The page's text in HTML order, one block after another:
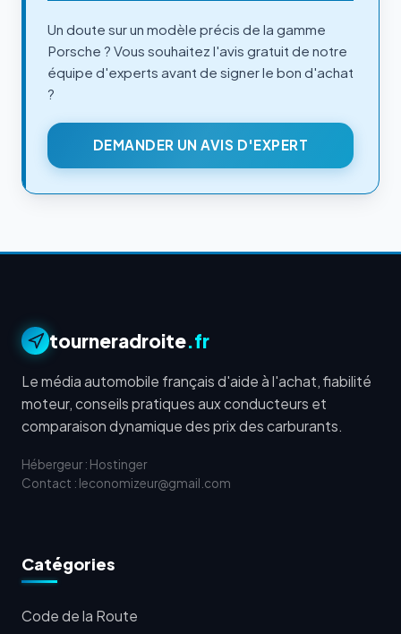
Un doute sur un modèle précis de la gamme
Porsche ? Vous souhaitez l'avis gratuit de notre
équipe d'experts avant de signer le bon d'achat
?
DEMANDER UN AVIS D'EXPERT
tourneradroite.fr
Le média automobile français d'aide à l'achat, fiabilité
moteur, conseils pratiques aux conducteurs et
comparaison dynamique des prix des carburants.
Hébergeur : Hostinger
Contact : leconomizeur@gmail.com
Catégories
Code de la Route